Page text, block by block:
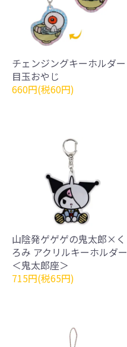
チェンジングキーホルダー
目玉おやじ
660円(税60円)
山陰発ゲゲゲの鬼太郎×く
ろみ アクリルキーホルダー
＜鬼太郎座＞
715円(税65円)